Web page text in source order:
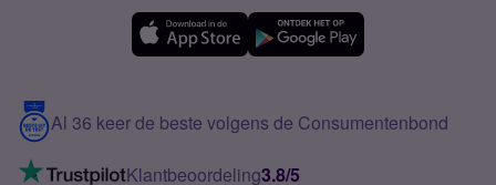
Meerdere nummers
5G internet
Mobiel internet
Contact
VoLTE 4G bellen
Al 36 keer de beste volgens de Consumentenbond
Klantbeoordeling3.8/5